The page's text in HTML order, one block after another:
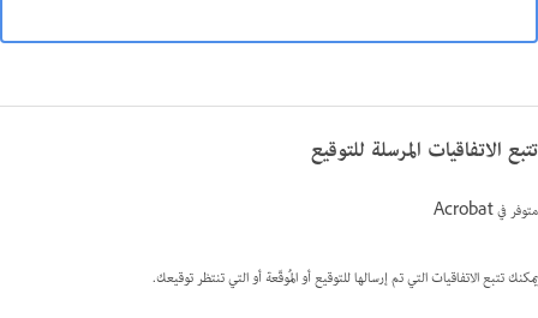
تتبع الاتفاقيات المرسلة للتوقيع
متوفر في Acrobat
يمكنك تتبع الاتفاقيات التي تم إرسالها للتوقيع أو المُوقّعة أو التي تنتظر توقيعك.